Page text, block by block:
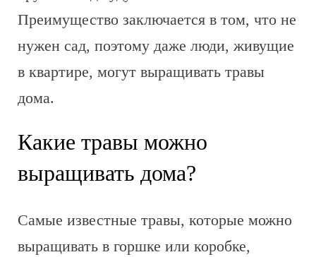
Преимущество заключается в том, что не
нужен сад, поэтому даже люди, живущие
в квартире, могут выращивать травы
дома.
Какие травы можно
выращивать дома?
Самые известные травы, которые можно
выращивать в горшке или коробке,